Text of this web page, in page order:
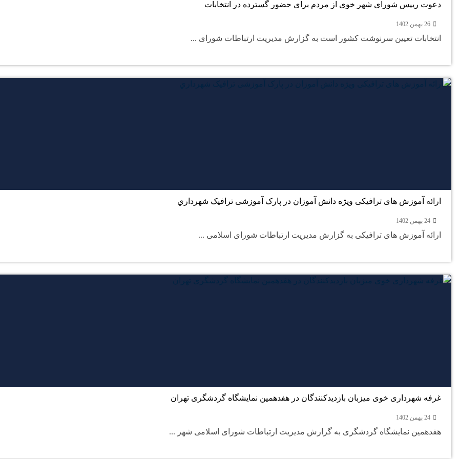
دعوت رییس شورای شهر خوی از مردم برای حضور گسترده در انتخابات
26 بهمن 1402
انتخابات تعیین سرنوشت کشور است به گزارش مدیریت ارتباطات شورای ...
ارائه آموزش های ترافیکی ویژه دانش آموزان در پارک آموزشی ترافیک شهرداري
24 بهمن 1402
ارائه آموزش های ترافیکی به گزارش مدیریت ارتباطات شورای اسلامی ...
غرفه شهرداری خوی میزبان بازدیدکنندگان در هفدهمین نمایشگاه گردشگری تهران
24 بهمن 1402
هفدهمین نمایشگاه گردشگری به گزارش مدیریت ارتباطات شورای اسلامی شهر ...